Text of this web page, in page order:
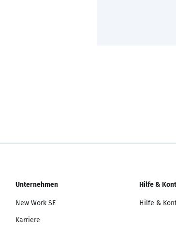
Unternehmen
New Work SE
Karriere
Hilfe &
Hilfe &